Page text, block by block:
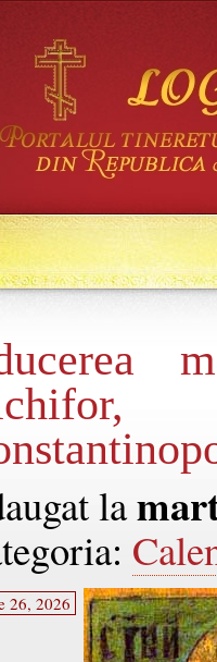
la
26, 2026